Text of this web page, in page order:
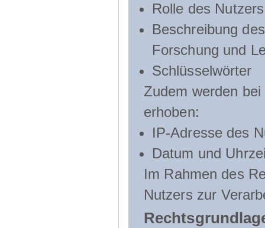
Rolle des
Beschreibung
Forschung und
Schlüsselwörter
Zudem werden
erhoben:
IP-Adresse des
Datum und
Im Rahmen des
Nutzers zur